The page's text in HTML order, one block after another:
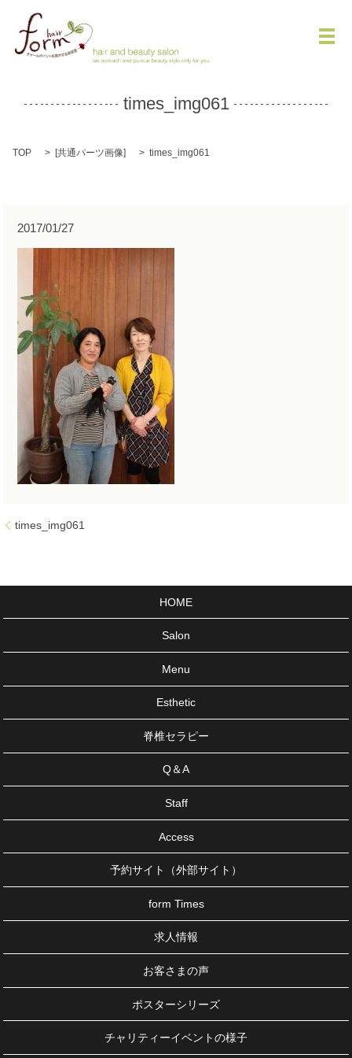
メ
times_img061
TOP [共通パーツ画像] times_img061
2017/01/27
times_img061
HOME
Salon
Menu
Esthetic
脊椎セラピー
Q＆A
Staff
Access
予約サイト（外部サイト）
form Times
求人情報
お客さまの声
ポスターシリーズ
チャリティーイベントの様子